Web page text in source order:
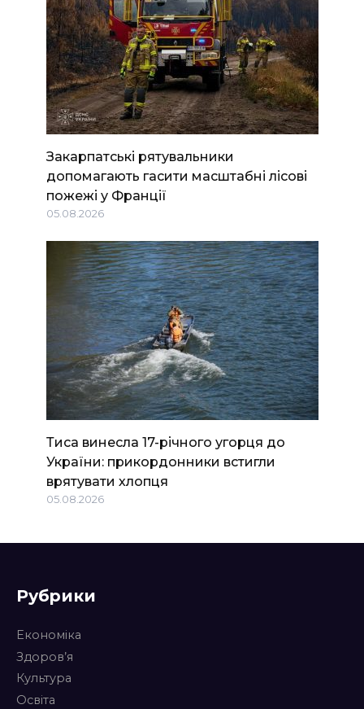
Закарпатські рятувальники
допомагають гасити масштабні лісові
пожежі у Франції
05.08.2026
Тиса винесла 17-річного угорця до
України: прикордонники встигли
врятувати хлопця
05.08.2026
Рубрики
Економіка
Здоров’я
Культура
Освіта